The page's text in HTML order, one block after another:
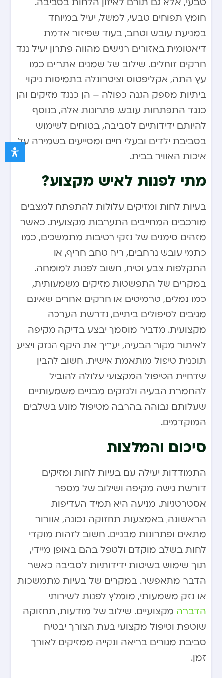
טבעי, אלא גם תורם לאיזון הלחות בסביבה.
חומץ תפוחים טבעי, למשל, יעיל במיוחד
במניעת עובש וטחב, בעוד שפיזור אדמת
דיאטומית באזורים רגישים מהווה פתרון יעיל נגד
חרקים זוחלים. שילוב של שמנים אתריים כמו
עץ התה, אקליפטוס וציטרונלה בתמיסות ניקוי
ביתיות מספק הגנה כפולה – הן כנגד מזיקים והן
כנגד התפתחות עובש. פתרונות אלה, בנוסף
להיותם ידידותיים לסביבה, בטוחים לשימוש
בסביבת ילדים ובעלי חיים ומסייעים בשמירה על
איכות האוויר בבית.
מתי לפנות לאיש מקצוע?
בעיות לחות ומזיקים עלולות להתפתח למצבים
מורכבים המחייבים התערבות מקצועית. כאשר
מזהים סימנים של נזקי רטיבות מתמשכים, כמו
כתמי עובש נרחבים, ריח טחב חריף, או
התקלפות צבע וטיח, חשוב לפנות למומחה.
במקרים של התפשטות מזיקים משמעותית,
כמו נמלים, טרמיטים או חרקים אחרים שאינם
מגיבים לטיפולים ביתיים, נדרשת הערכה
מקצועית. מדביר מוסמך יבצע בדיקה מקיפה
לאיתור מקור הבעיה, יעריך את היקף הנזק ויציע
תוכנית טיפול מותאמת אישית. חשוב להבין
שדחיית הטיפול המקצועי עלולה להוביל
להחמרת הבעיה ולנזקים מבניים משמעותיים
שעלותם גבוהה בהרבה מטיפול מונע בשלבים
המוקדמים.
סיכום והמלצות
התמודדות יעילה עם בעיות לחות ומזיקים
דורשת גישה מקיפה ושילוב של מספר
אסטרטגיות. מניעה היא תמיד העדיפות
הראשונה, באמצעות תחזוקה נכונה, אוורור
מתאים ופתרונות מבניים. חשוב לזהות מוקדי
לחות בשלב מוקדם ולטפל בהם באופן מיידי,
תוך שימוש בשיטות ידידותיות לסביבה כאשר
הדבר מתאפשר. במקרים של בעיות מתמשכות
או נזק משמעותי, מומלץ לפנות לשירותי
הדברה מקצועיים. שילוב של מודעות, תחזוקה
שוטפת וטיפול מקצועי בעת הצורך יבטיח
סביבת מגורים בריאה ונקייה ממזיקים לאורך
זמן.